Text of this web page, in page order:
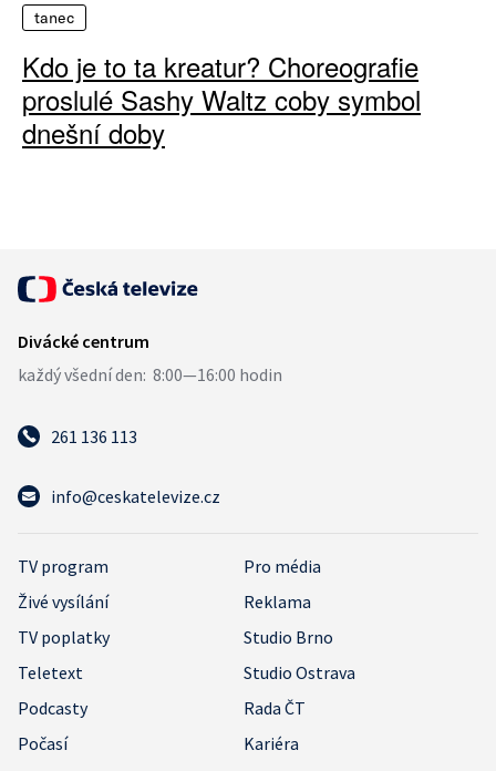
tanec
Kdo je to ta kreatur? Choreografie
proslulé Sashy Waltz coby symbol
dnešní doby
261 136 113
info@ceskatelevize.cz
TV program
Pro média
Živé vysílání
Reklama
TV poplatky
Studio Brno
Teletext
Studio Ostrava
Podcasty
Rada ČT
Počasí
Kariéra